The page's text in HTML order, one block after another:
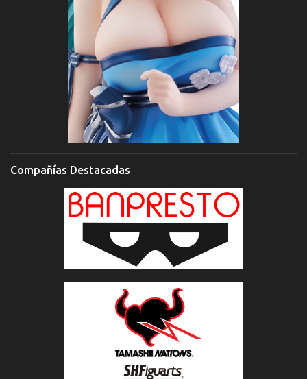
Compañías Destacadas